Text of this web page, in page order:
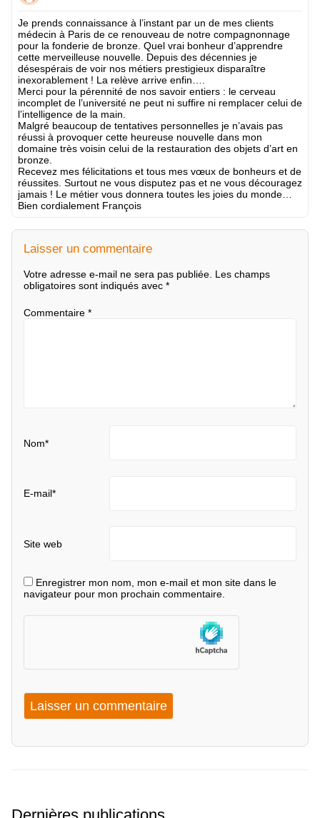
Je prends connaissance à l’instant par un de mes clients
médecin à Paris de ce renouveau de notre compagnonnage
pour la fonderie de bronze. Quel vrai bonheur d’apprendre
cette merveilleuse nouvelle. Depuis des décennies je
désespérais de voir nos métiers prestigieux disparaître
inexorablement ! La relève arrive enfin….
Merci pour la pérennité de nos savoir entiers : le cerveau
incomplet de l’université ne peut ni suffire ni remplacer celui de
l’intelligence de la main.
Malgré beaucoup de tentatives personnelles je n’avais pas
réussi à provoquer cette heureuse nouvelle dans mon
domaine très voisin celui de la restauration des objets d’art en
bronze.
Recevez mes félicitations et tous mes vœux de bonheurs et de
réussites. Surtout ne vous disputez pas et ne vous découragez
jamais ! Le métier vous donnera toutes les joies du monde…
Bien cordialement François
Laisser un commentaire
Votre adresse e-mail ne sera pas publiée. Les champs
obligatoires sont indiqués avec *
Commentaire *
Nom*
E-mail*
Site web
Enregistrer mon nom, mon e-mail et mon site dans le
navigateur pour mon prochain commentaire.